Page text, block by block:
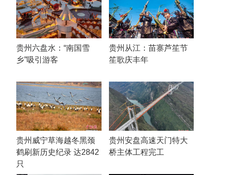
贵州六盘水：“南国雪
乡”吸引游客
贵州从江：苗寨芦笙节
笙歌庆丰年
贵州威宁草海越冬黑颈
鹤刷新历史纪录 达2842
只
贵州安盘高速天门特大
桥主体工程完工